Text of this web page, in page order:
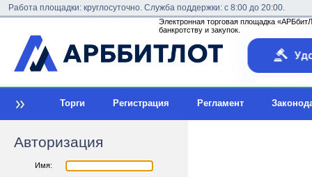
Работа площадки: круглосуточно. Служба поддержки: с 8:00 до 20:00.
Электронная торговая площадка
банкротству и закупок.
Торги Регистрация Регламент
Авторизация
Имя: